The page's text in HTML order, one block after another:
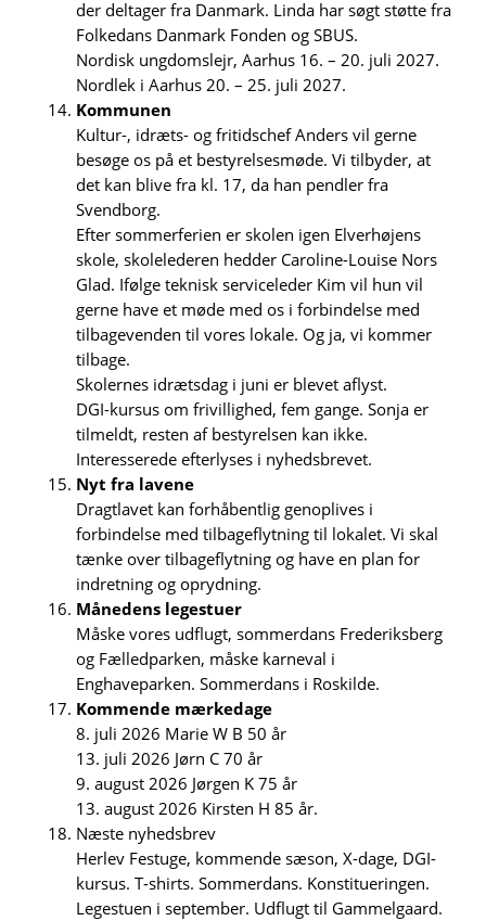
der deltager fra Danmark. Linda har søgt støtte fra
Folkedans Danmark Fonden og SBUS.
Nordisk ungdomslejr, Aarhus 16. – 20. juli 2027.
Nordlek i Aarhus 20. – 25. juli 2027.
Kommunen
Kultur-, idræts- og fritidschef Anders vil gerne
besøge os på et bestyrelsesmøde. Vi tilbyder, at
det kan blive fra kl. 17, da han pendler fra
Svendborg.
Efter sommerferien er skolen igen Elverhøjens
skole, skolelederen hedder Caroline-Louise Nors
Glad. Ifølge teknisk serviceleder Kim vil hun vil
gerne have et møde med os i forbindelse med
tilbagevenden til vores lokale. Og ja, vi kommer
tilbage.
Skolernes idrætsdag i juni er blevet aflyst.
DGI-kursus om frivillighed, fem gange. Sonja er
tilmeldt, resten af bestyrelsen kan ikke.
Interesserede efterlyses i nyhedsbrevet.
Nyt fra lavene
Dragtlavet kan forhåbentlig genoplives i
forbindelse med tilbageflytning til lokalet. Vi skal
tænke over tilbageflytning og have en plan for
indretning og oprydning.
Månedens legestuer
Måske vores udflugt, sommerdans Frederiksberg
og Fælledparken, måske karneval i
Enghaveparken. Sommerdans i Roskilde.
Kommende mærkedage
8. juli 2026 Marie W B 50 år
13. juli 2026 Jørn C 70 år
9. august 2026 Jørgen K 75 år
13. august 2026 Kirsten H 85 år.
Næste nyhedsbrev
Herlev Festuge, kommende sæson, X-dage, DGI-
kursus. T-shirts. Sommerdans. Konstitueringen.
Legestuen i september. Udflugt til Gammelgaard.